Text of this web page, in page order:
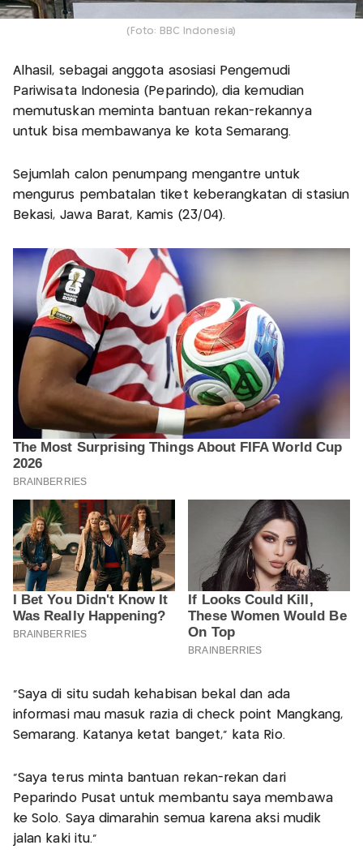
(Foto: BBC Indonesia)
Alhasil, sebagai anggota asosiasi Pengemudi
Pariwisata Indonesia (Peparindo), dia kemudian
memutuskan meminta bantuan rekan-rekannya
untuk bisa membawanya ke kota Semarang.
Sejumlah calon penumpang mengantre untuk
mengurus pembatalan tiket keberangkatan di stasiun
Bekasi, Jawa Barat, Kamis (23/04).
"Saya di situ sudah kehabisan bekal dan ada
informasi mau masuk razia di check point Mangkang,
Semarang. Katanya ketat banget," kata Rio.
"Saya terus minta bantuan rekan-rekan dari
Peparindo Pusat untuk membantu saya membawa
ke Solo. Saya dimarahin semua karena aksi mudik
jalan kaki itu."